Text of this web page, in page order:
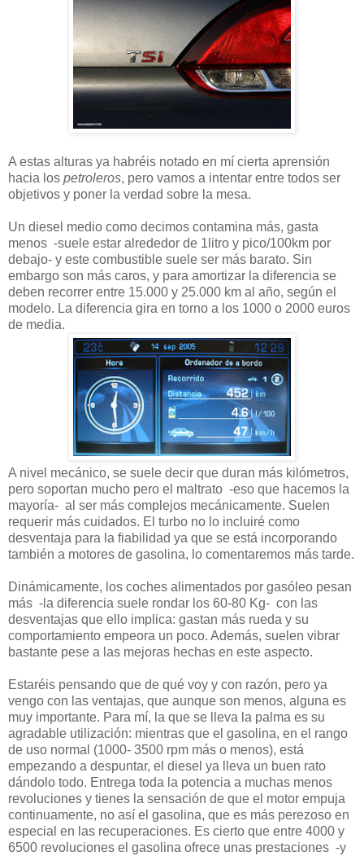
A estas alturas ya habréis notado en mí cierta aprensión
hacia los petroleros, pero vamos a intentar entre todos ser
objetivos y poner la verdad sobre la mesa.
Un diesel medio como decimos contamina más, gasta
menos -suele estar alrededor de 1litro y pico/100km por
debajo- y este combustible suele ser más barato. Sin
embargo son más caros, y para amortizar la diferencia se
deben recorrer entre 15.000 y 25.000 km al año, según el
modelo. La diferencia gira en torno a los 1000 o 2000 euros
de media.
A nivel mecánico, se suele decir que duran más kilómetros,
pero soportan mucho pero el maltrato -eso que hacemos la
mayoría- al ser más complejos mecánicamente. Suelen
requerir más cuidados. El turbo no lo incluiré como
desventaja para la fiabilidad ya que se está incorporando
también a motores de gasolina, lo comentaremos más tarde.
Dinámicamente, los coches alimentados por gasóleo pesan
más -la diferencia suele rondar los 60-80 Kg- con las
desventajas que ello implica: gastan más rueda y su
comportamiento empeora un poco. Además, suelen vibrar
bastante pese a las mejoras hechas en este aspecto.
Estaréis pensando que de qué voy y con razón, pero ya
vengo con las ventajas, que aunque son menos, alguna es
muy importante. Para mí, la que se lleva la palma es su
agradable utilización: mientras que el gasolina, en el rango
de uso normal (1000- 3500 rpm más o menos), está
empezando a despuntar, el diesel ya lleva un buen rato
dándolo todo. Entrega toda la potencia a muchas menos
revoluciones y tienes la sensación de que el motor empuja
continuamente, no así el gasolina, que es más perezoso en
especial en las recuperaciones. Es cierto que entre 4000 y
6500 revoluciones el gasolina ofrece unas prestaciones -y